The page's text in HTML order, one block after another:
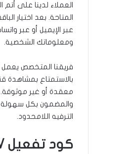
العملاء لدينا على
المتاحة. بعد اختيار
عبر الإيميل أو عبر
ومعلوماتك الشخصية.
فريقنا المتخصص
بالاستمتاع بمشاهدة
معقدة أو غير
والمضمون بكل سهولة
الترفيه اللامحدود.
كود تفعيل TORNADO PRO IPTV مجاني